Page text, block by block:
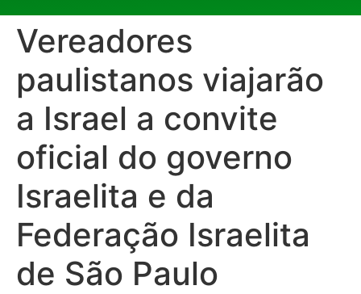
Vereadores
paulistanos viajarão
a Israel a convite
oficial do governo
Israelita e da
Federação Israelita
de São Paulo